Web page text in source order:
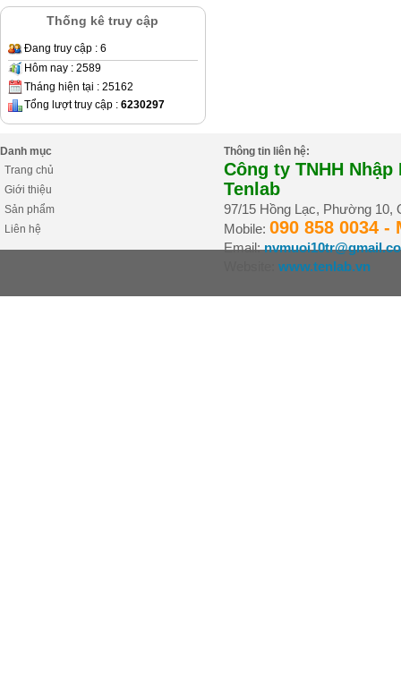
Thống kê truy cập
Đang truy cập : 6
Hôm nay : 2589
Tháng hiện tại : 25162
Tổng lượt truy cập : 6230297
Danh mục
Trang chủ
Giới thiệu
Sản phẩm
Liên hệ
Thông tin liên hệ:
Công ty TNHH
Tenlab
97/15 Hồng Lạc, Phường 10,
Mobile: 090 858 0034 -
Email:
www.tenlab.vn